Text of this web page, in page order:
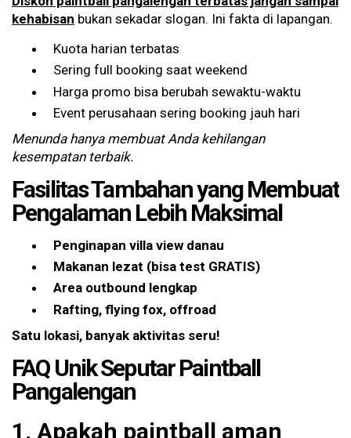
kehabisan bukan sekadar slogan. Ini fakta di lapangan.
Kuota harian terbatas
Sering full booking saat weekend
Harga promo bisa berubah sewaktu-waktu
Event perusahaan sering booking jauh hari
Menunda hanya membuat Anda kehilangan
kesempatan terbaik.
Fasilitas Tambahan yang Membuat
Pengalaman Lebih Maksimal
Penginapan villa view danau
Makanan lezat (bisa test GRATIS)
Area outbound lengkap
Rafting, flying fox, offroad
Satu lokasi, banyak aktivitas seru!
FAQ Unik Seputar Paintball
Pangalengan
1. Apakah paintball aman